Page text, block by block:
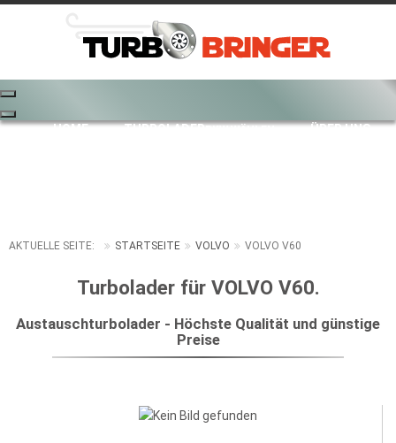
HOME TURBOLADER ÜBER UNS
AKTUELLE SEITE: STARTSEITE VOLVO VOLVO V60
Turbolader für VOLVO V60.
Austauschturbolader - Höchste Qualität und günstige
Preise